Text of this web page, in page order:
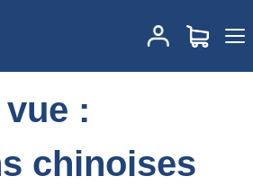
Actualités des marchés
Point de vue :
contre le porc européen
:
chinoises